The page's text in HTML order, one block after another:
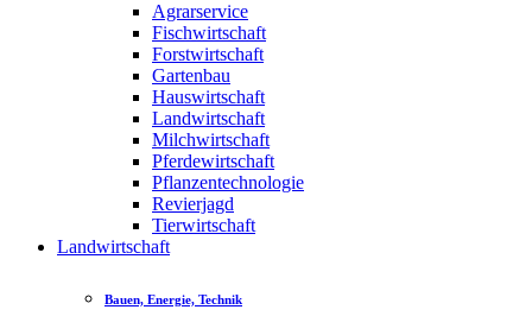
Agrarservice
Fischwirtschaft
Forstwirtschaft
Gartenbau
Hauswirtschaft
Landwirtschaft
Milchwirtschaft
Pferdewirtschaft
Pflanzentechnologie
Revierjagd
Tierwirtschaft
Landwirtschaft
Bauen, Energie, Technik